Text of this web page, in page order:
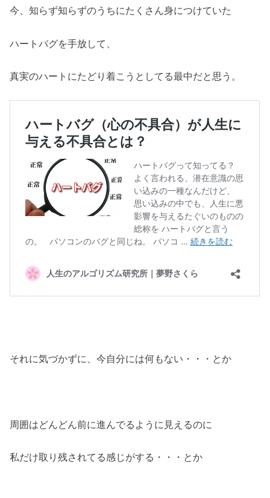
今、知らず知らずのうちにたくさん身につけていた
ハートバグを手放して、
真実のハートにたどり着こうとしてる最中だと思う。
それに気づかずに、今自分には何もない・・・とか
周囲はどんどん前に進んでるように見えるのに
私だけ取り残されてる感じがする・・・とか